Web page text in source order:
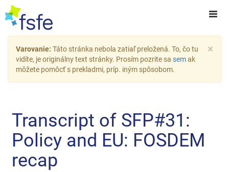
×
Varovanie: Táto stránka nebola zatiaľ preložená. To, čo tu
vidíte, je originálny text stránky. Prosím pozrite sa semak
môžete pomôcť s prekladmi, príp. iným spôsobom.
Transcript of SFP#31:
Policy and EU: FOSDEM
recap